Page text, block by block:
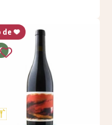
de